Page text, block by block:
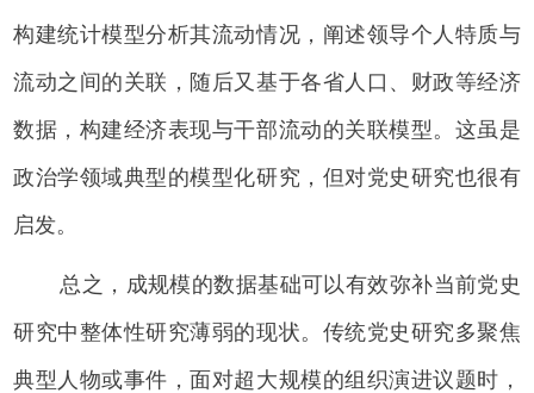
构建统计模型分析其流动情况，阐述领导个人特质与
流动之间的关联，随后又基于各省人口、财政等经济
数据，构建经济表现与干部流动的关联模型。这虽是
政治学领域典型的模型化研究，但对党史研究也很有
启发。
总之，成规模的数据基础可以有效弥补当前党史
研究中整体性研究薄弱的现状。传统党史研究多聚焦
典型人物或事件，面对超大规模的组织演进议题时，